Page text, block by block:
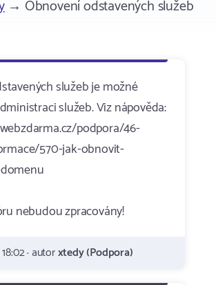
→ Obnovení odstavených služeb
služeb je možné
služeb. Viz nápověda:
podpora/46-
570-jak-obnovit-
nebudou zpracovány!
· autorxtedy (Podpora)